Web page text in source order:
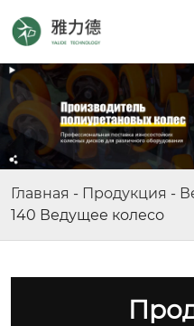
Главная - Продукция -
140 Ведущее колесо